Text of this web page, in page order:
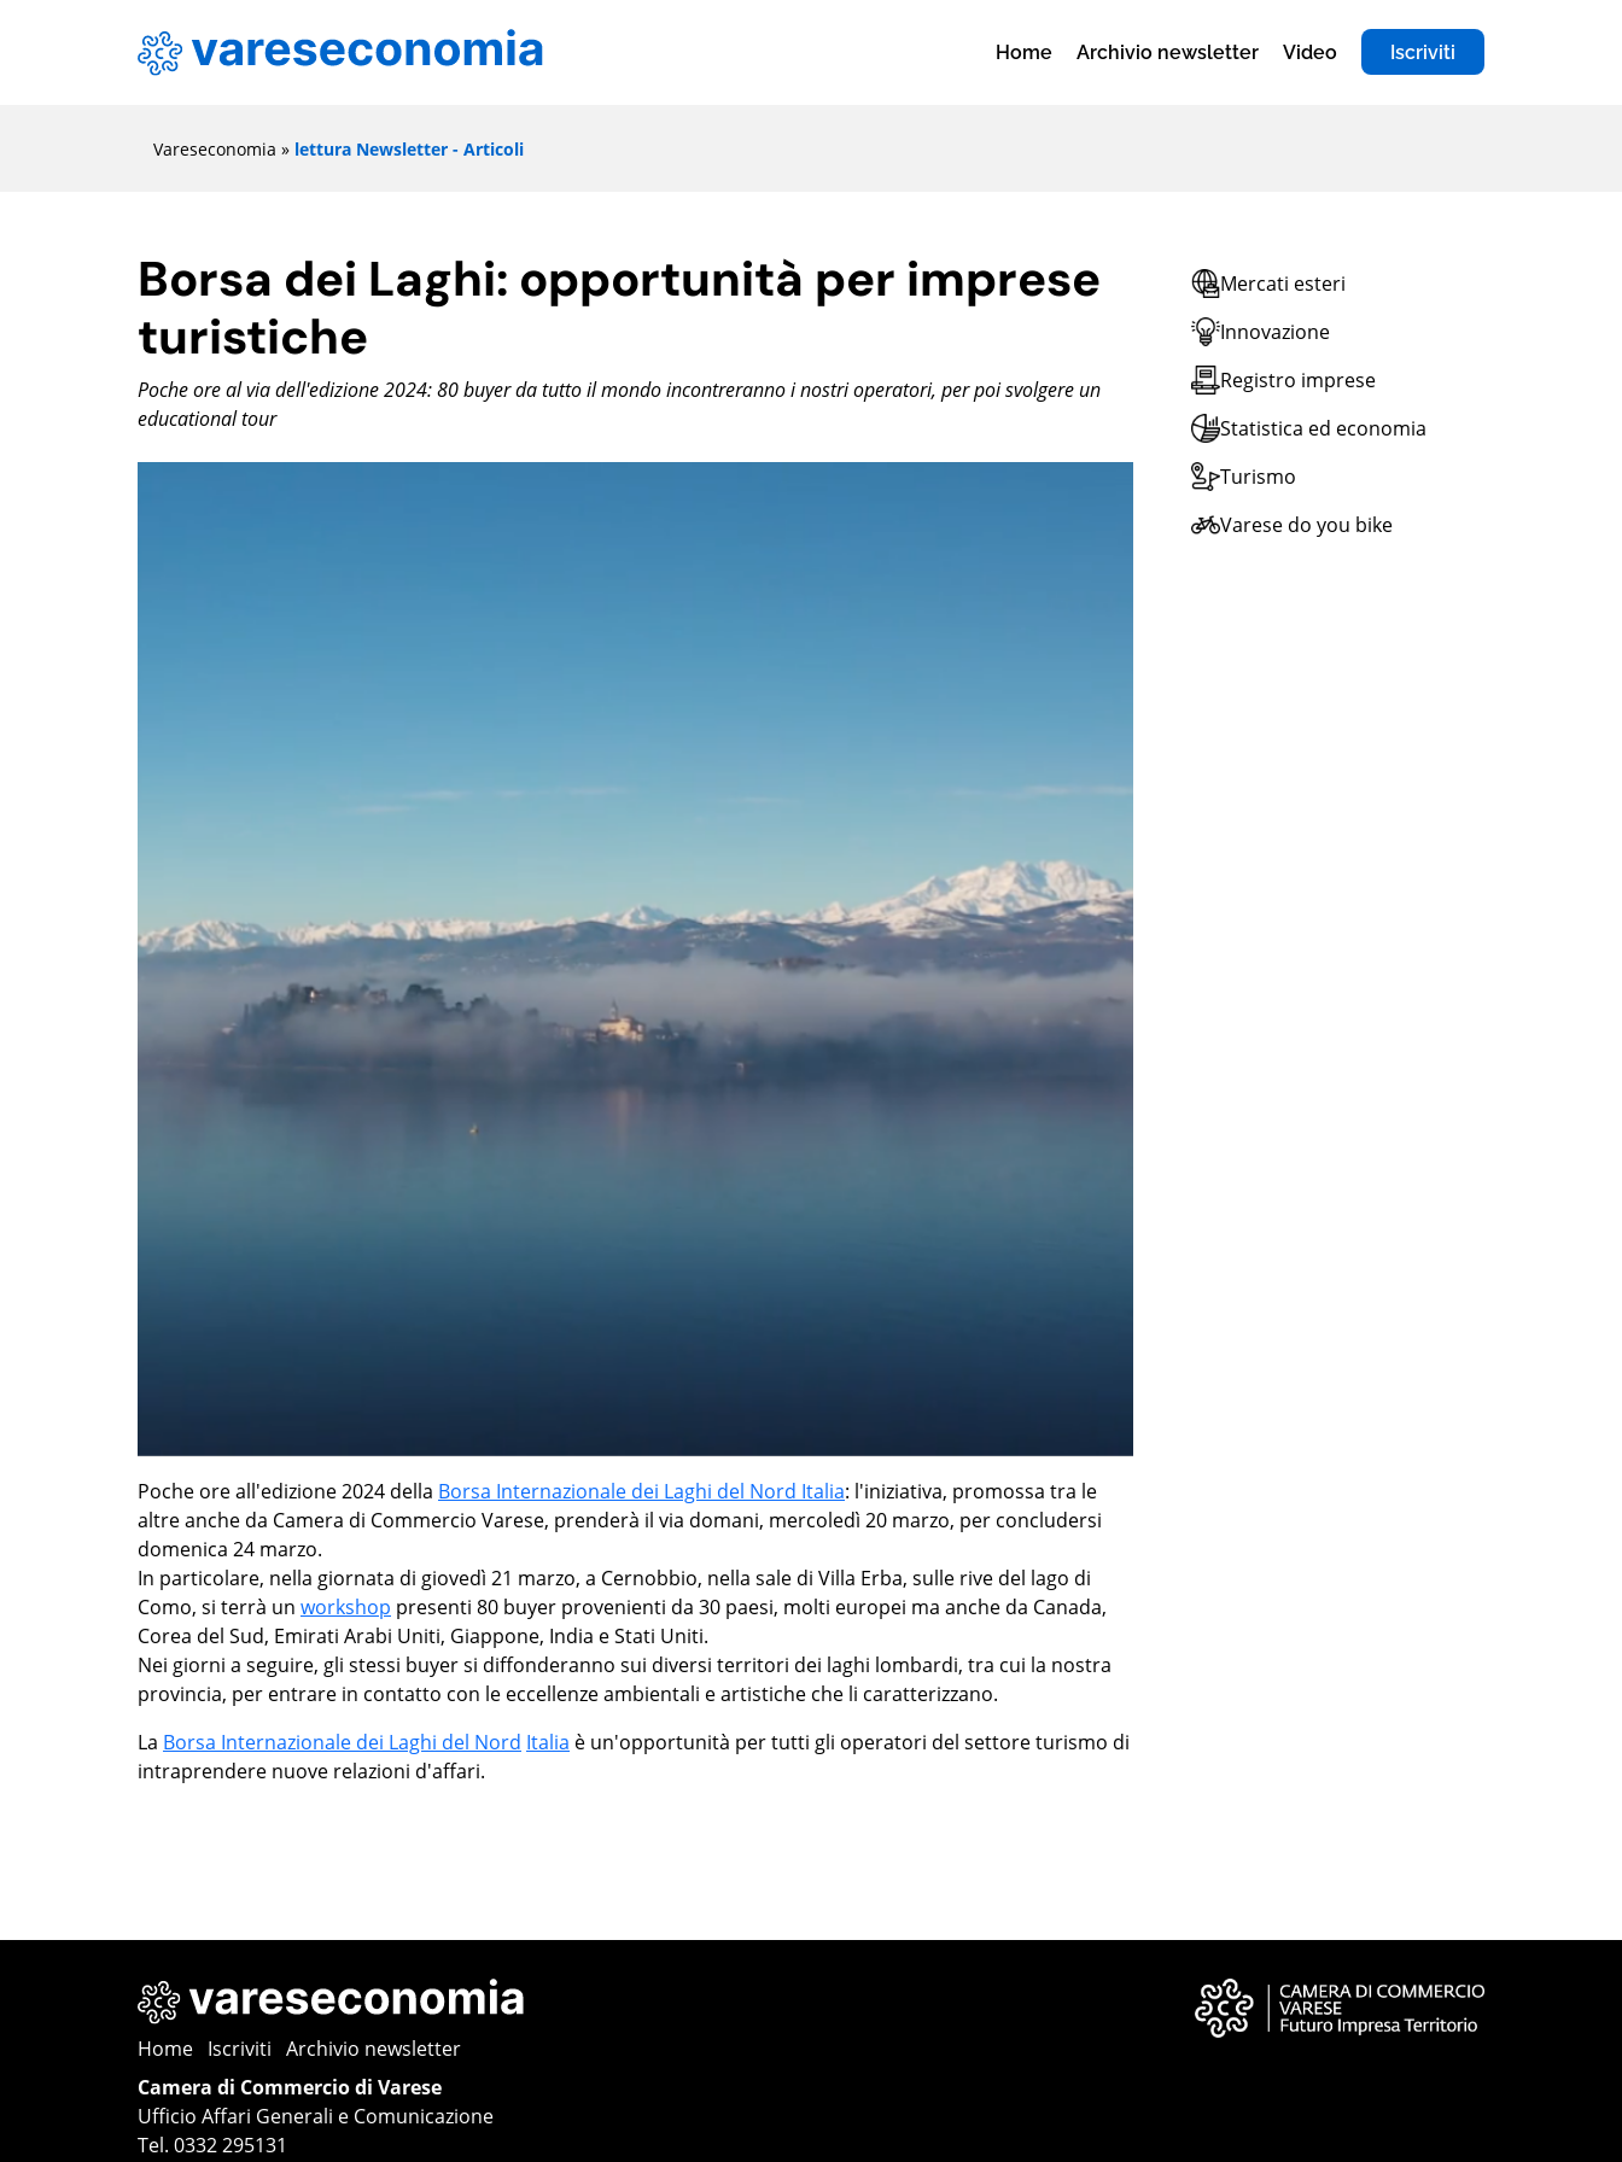
Home Archivio newsletter Video Iscriviti
Vareseconomia » lettura Newsletter - Articoli
Borsa dei Laghi: opportunità per imprese
turistiche
Poche ore al via dell'edizione 2024: 80 buyer da tutto il mondo incontreranno i nostri operatori, per poi svolgere un
educational tour
Poche ore all'edizione 2024 della Borsa Internazionale dei Laghi del Nord Italia: l'iniziativa, promossa tra le
altre anche da Camera di Commercio Varese, prenderà il via domani, mercoledì 20 marzo, per concludersi
domenica 24 marzo.
In particolare, nella giornata di giovedì 21 marzo, a Cernobbio, nella sale di Villa Erba, sulle rive del lago di
Como, si terrà un workshop presenti 80 buyer provenienti da 30 paesi, molti europei ma anche da Canada,
Corea del Sud, Emirati Arabi Uniti, Giappone, India e Stati Uniti.
Nei giorni a seguire, gli stessi buyer si diffonderanno sui diversi territori dei laghi lombardi, tra cui la nostra
provincia, per entrare in contatto con le eccellenze ambientali e artistiche che li caratterizzano.
La Borsa Internazionale dei Laghi del Nord Italia è un'opportunità per tutti gli operatori del settore turismo di
intraprendere nuove relazioni d'affari.
Mercati esteri
Innovazione
Registro imprese
Statistica ed economia
Turismo
Varese do you bike
Home Iscriviti Archivio newsletter
Camera di Commercio di Varese
Ufficio Affari Generali e Comunicazione
Tel. 0332 295131